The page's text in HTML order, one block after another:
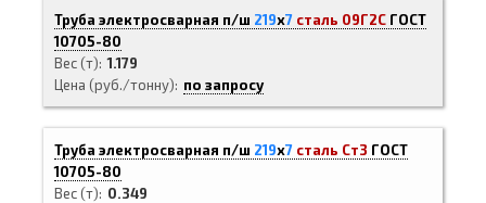
Труба электросварная п/ш 219х7 сталь 09Г2С ГОСТ
10705-80
Вес (т) 1.179
Цена (руб./тонну)
по запросу
Труба электросварная п/ш 219х7 сталь Ст3 ГОСТ
10705-80
Вес (т)
0.349